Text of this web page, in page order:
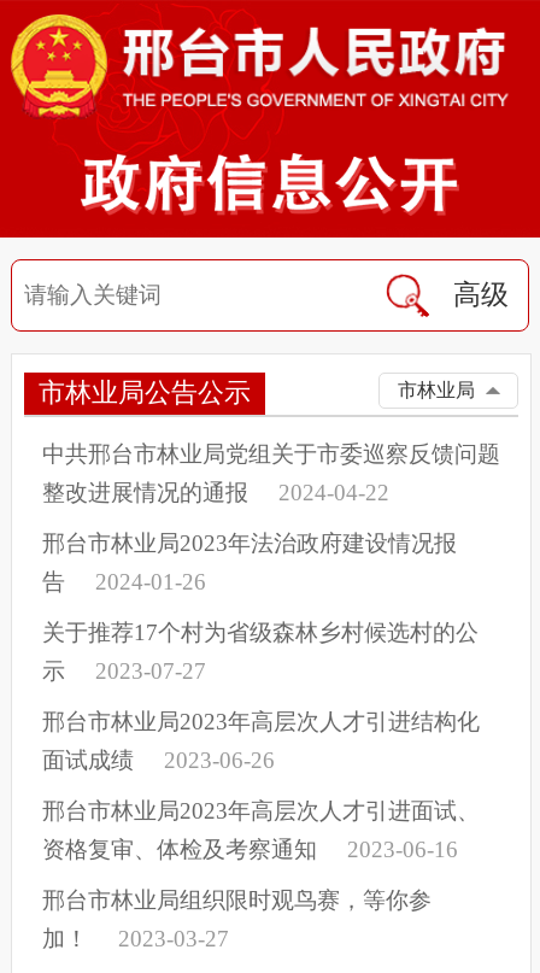
高级
市林业局公告公示 市林业局
中共邢台市林业局党组关于市委巡察反馈问题
整改进展情况的通报
2024-04-22
邢台市林业局2023年法治政府建设情况报
告
2024-01-26
关于推荐17个村为省级森林乡村候选村的公
示
2023-07-27
邢台市林业局2023年高层次人才引进结构化
面试成绩
2023-06-26
邢台市林业局2023年高层次人才引进面试、
资格复审、体检及考察通知
2023-06-16
邢台市林业局组织限时观鸟赛，等你参
加！
2023-03-27